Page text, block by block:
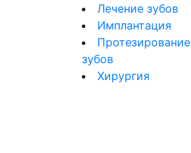
Лечение зубов
Имплантация
Протезирование
зубов
Хирургия